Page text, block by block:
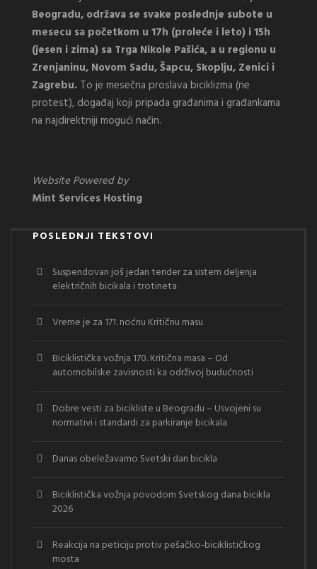
Beogradu, održava se svake poslednje subote u
mesecu sa početkom u 17h (proleće i leto) i 15h
(jesen i zima) sa Trga Nikole Pašića, a u regionu u
Zrenjaninu, Novom Sadu, Šapcu, Skoplju, Zenici i
Zagrebu. To je mesečna proslava biciklizma (ne
protest), događaj koji pripada građanima i građankama
na najdirektniji mogući način.
Website Powered by
Mint Services Hosting
POSLEDNJI TEKSTOVI
Suspendovan još jedan tender za sistem deljenja
električnih bicikala i trotineta
Vreme je za 171. noćnu Kritičnu masu
Biciklistička vožnja 170. Kritična masa – Od
automobilske zavisnosti ka održivoj budućnosti
Dobre vesti za bicikliste u Beogradu – Usvojeni su
normativi i standardi za parkiranje bicikala
Danas obeležavamo Svetski dan bicikla
Biciklistička vožnja povodom Svetskog dana bicikla
2026
Reakcija na peticiju protiv pešačko-biciklističkog
mosta